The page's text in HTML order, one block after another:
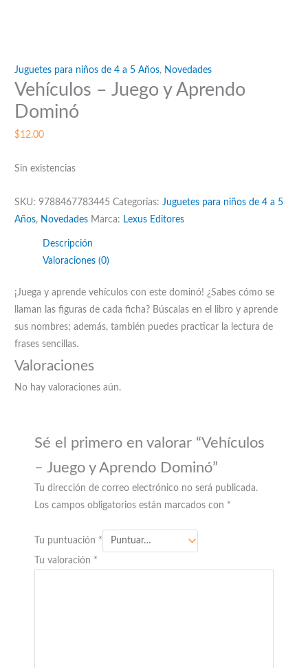
Juguetes para niños de 4 a 5 Años, Novedades
Vehículos – Juego y Aprendo
Dominó
$12.00
Sin existencias
SKU:9788467783445 Categorías:Juguetes para niños de 4 a 5
Años, Novedades Marca: Lexus Editores
Descripción
Valoraciones (0)
¡Juega y aprende vehículos con este dominó! ¿Sabes cómo se
llaman las figuras de cada ficha? Búscalas en el libro y aprende
sus nombres; además, también puedes practicar la lectura de
frases sencillas.
Valoraciones
No hay valoraciones aún.
Sé el primero en valorar “Vehículos
– Juego y Aprendo Dominó”
Tu dirección de correo electrónico no será publicada.
Los campos obligatorios están marcados con *
Tu puntuación *
Tu valoración *